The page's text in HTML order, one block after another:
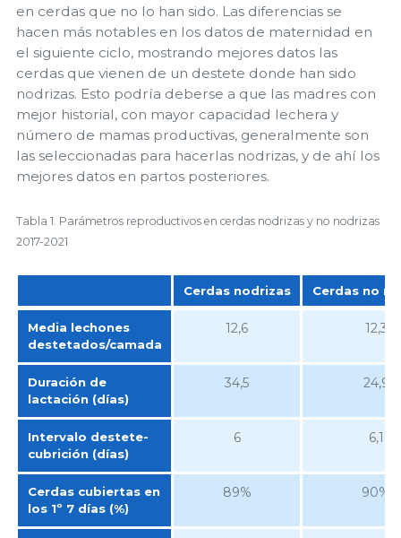
en cerdas que no lo han sido. Las diferencias se
hacen más notables en los datos de maternidad en
el siguiente ciclo, mostrando mejores datos las
cerdas que vienen de un destete donde han sido
nodrizas. Esto podría deberse a que las madres con
mejor historial, con mayor capacidad lechera y
número de mamas productivas, generalmente son
las seleccionadas para hacerlas nodrizas, y de ahí los
mejores datos en partos posteriores.
Tabla 1. Parámetros reproductivos en cerdas nodrizas y no nodrizas
2017-2021
Cerdas nodrizas
Cerdas no
Cerdas nodrizas
Cerdas no
Media lechones
destetados/camada
12,6 12,3
Duración de
lactación (días)
34,5 24,9
Intervalo destete-
cubrición (días)
6 6,1
Cerdas cubiertas en
los 1º 7 días (%)
89% 90%